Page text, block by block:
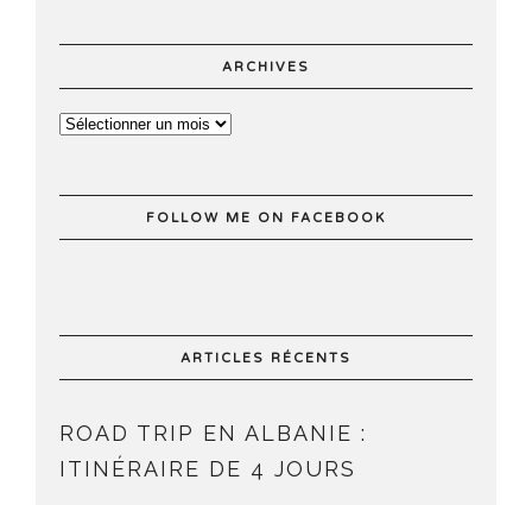
ARCHIVES
FOLLOW ME ON FACEBOOK
ARTICLES RÉCENTS
ROAD TRIP EN ALBANIE :
ITINÉRAIRE DE 4 JOURS